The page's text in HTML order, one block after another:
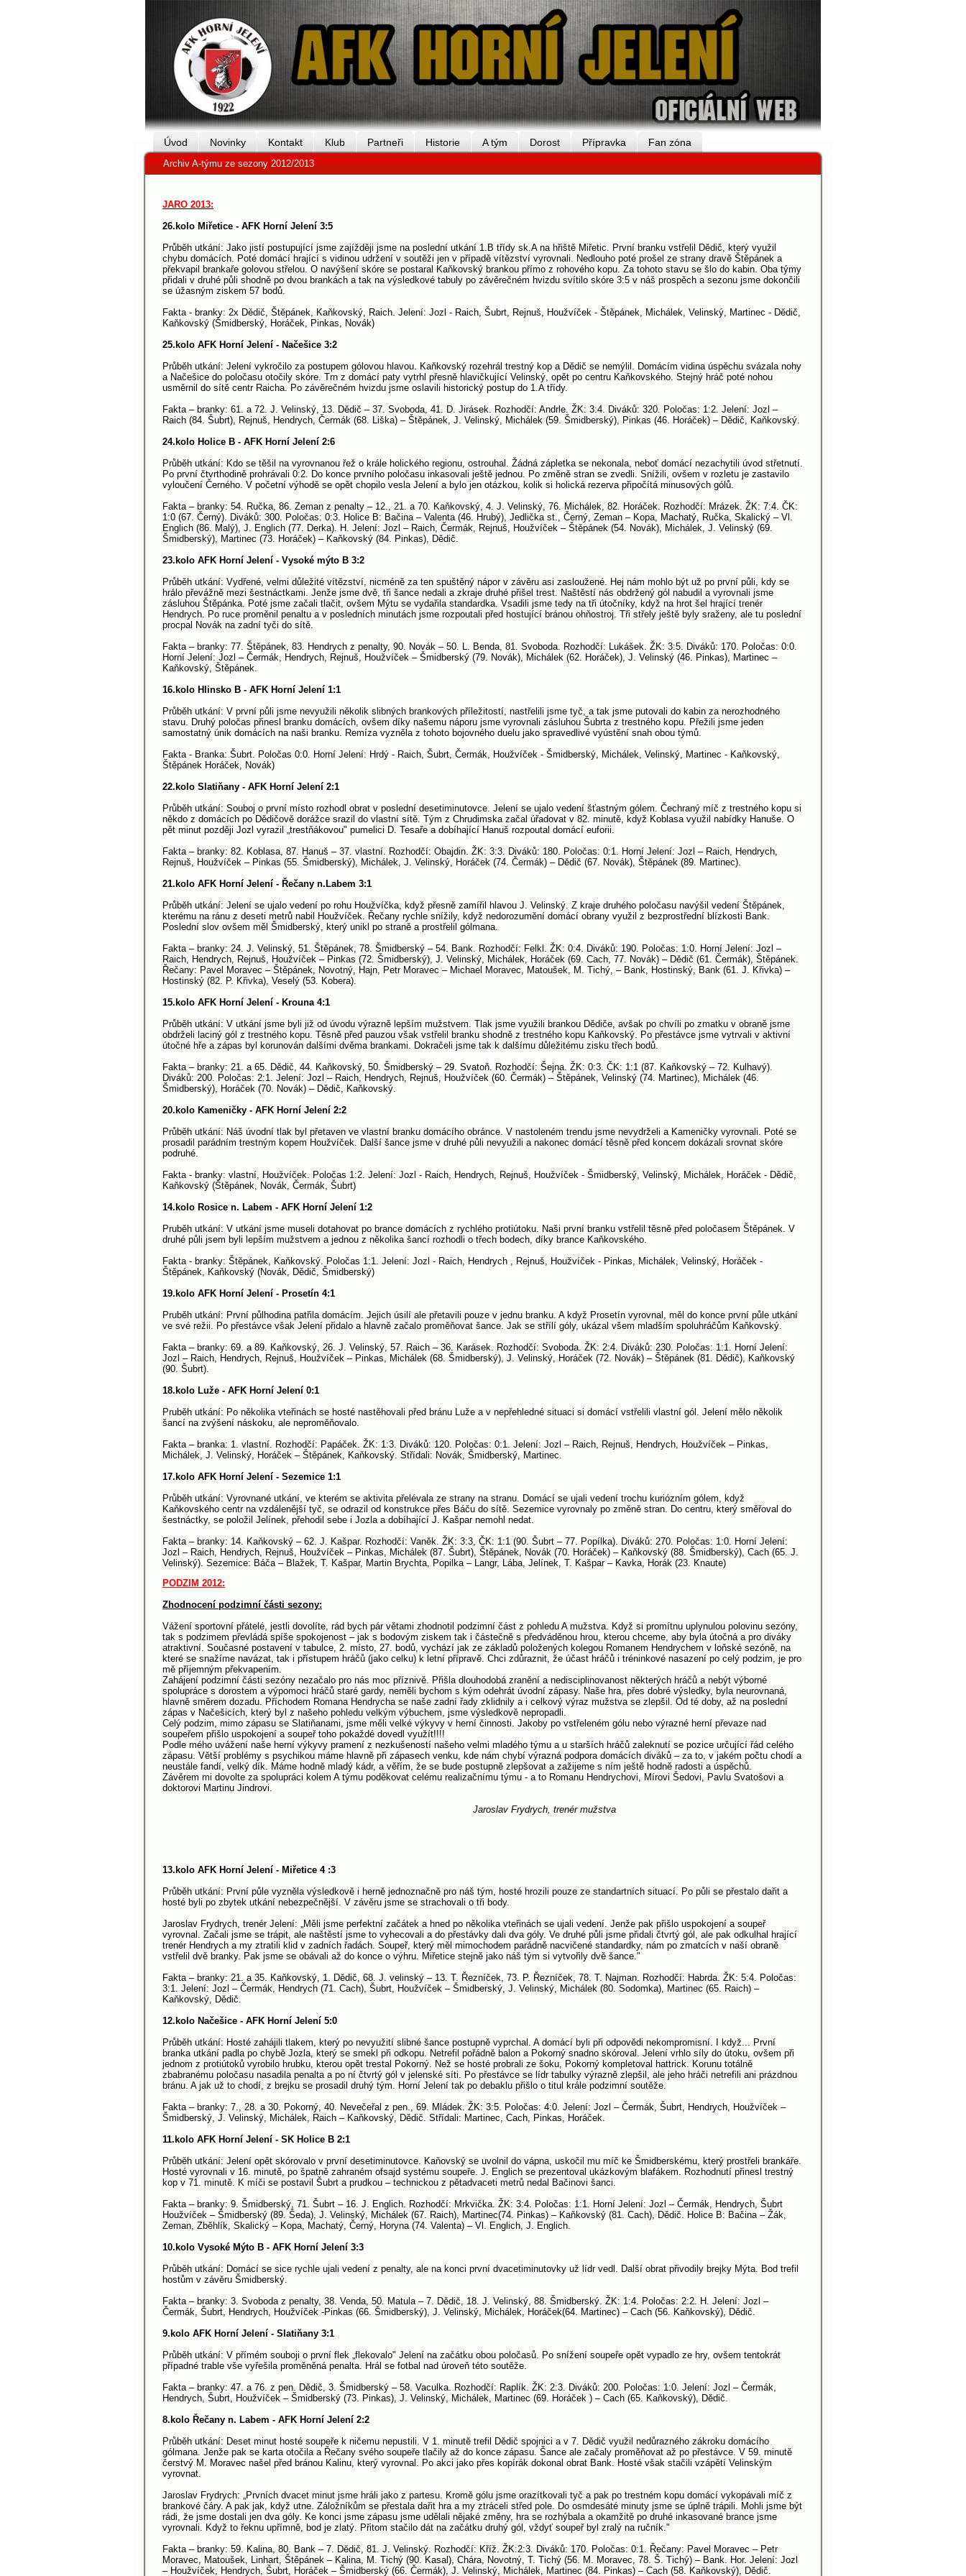
Úvod Novinky Kontakt Klub Partneři Historie A tým Dorost Přípravka Fan zóna
Archiv A-týmu ze sezony 2012/2013
JARO 2013:
26.kolo Miřetice - AFK Horní Jelení 3:5
Průběh utkání: Jako jistí postupující jsme zajížději jsme na poslední utkání 1.B třídy sk.A na hřiště Miřetic. První branku vstřelil Dědič, který využil
chybu domácích. Poté domácí hrající s vidinou udržení v soutěži jen v případě vítězství vyrovnali. Nedlouho poté prošel ze strany dravě Štěpánek a
překvapil brankaře golovou střelou. O navýšení skóre se postaral Kaňkovský brankou přímo z rohového kopu. Za tohoto stavu se šlo do kabin. Oba týmy
přidali v druhé půli shodně po dvou brankách a tak na výsledkové tabuly po závěrečném hvizdu svítilo skóre 3:5 v náš prospěch a sezonu jsme dokončili
se úžasným ziskem 57 bodů.
Fakta - branky: 2x Dědič, Štěpánek, Kaňkovský, Raich. Jelení: Jozl - Raich, Šubrt, Rejnuš, Houžvíček - Štěpánek, Michálek, Velinský, Martinec - Dědič,
Kaňkovský (Šmidberský, Horáček, Pinkas, Novák)
25.kolo AFK Horní Jelení - Načešice 3:2
Průběh utkání: Jelení vykročilo za postupem gólovou hlavou. Kaňkovský rozehrál trestný kop a Dědič se nemýlil. Domácím vidina úspěchu svázala nohy
a Načešice do poločasu otočily skóre. Trn z domácí paty vytrhl přesně hlavičkující Velinský, opět po centru Kaňkovského. Stejný hráč poté nohou
usměrnil do sítě centr Raicha. Po závěrečném hvizdu jsme oslavili historický postup do 1.A třídy.
Fakta – branky: 61. a 72. J. Velinský, 13. Dědič – 37. Svoboda, 41. D. Jirásek. Rozhodčí: Andrle. ŽK: 3:4. Diváků: 320. Poločas: 1:2. Jelení: Jozl –
Raich (84. Šubrt), Rejnuš, Hendrych, Čermák (68. Liška) – Štěpánek, J. Velinský, Michálek (59. Šmidberský), Pinkas (46. Horáček) – Dědič, Kaňkovský.
24.kolo Holice B - AFK Horní Jelení 2:6
Průběh utkání: Kdo se těšil na vyrovnanou řež o krále holického regionu, ostrouhal. Žádná zápletka se nekonala, neboť domácí nezachytili úvod střetnutí.
Po první čtvrthodině prohrávali 0:2. Do konce prvního poločasu inkasovali ještě jednou. Po změně stran se zvedli. Snížili, ovšem v rozletu je zastavilo
vyloučení Černého. V početní výhodě se opět chopilo vesla Jelení a bylo jen otázkou, kolik si holická rezerva připočítá minusových gólů.
Fakta – branky: 54. Ručka, 86. Zeman z penalty – 12., 21. a 70. Kaňkovský, 4. J. Velinský, 76. Michálek, 82. Horáček. Rozhodčí: Mrázek. ŽK: 7:4. ČK:
1:0 (67. Černý). Diváků: 300. Poločas: 0:3. Holice B: Bačina – Valenta (46. Hrubý), Jedlička st., Černý, Zeman – Kopa, Machatý, Ručka, Skalický – Vl.
Englich (86. Malý), J. Englich (77. Derka). H. Jelení: Jozl – Raich, Čermák, Rejnuš, Houžvíček – Štěpánek (54. Novák), Michálek, J. Velinský (69.
Šmidberský), Martinec (73. Horáček) – Kaňkovský (84. Pinkas), Dědič.
23.kolo AFK Horní Jelení - Vysoké mýto B 3:2
Průběh utkání: Vydřené, velmi důležité vítězství, nicméně za ten spuštěný nápor v závěru asi zasloužené. Hej nám mohlo být už po první půli, kdy se
hrálo převážně mezi šestnáctkami. Jenže jsme dvě, tři šance nedali a zkraje druhé přišel trest. Naštěstí nás obdržený gól nabudil a vyrovnali jsme
zásluhou Štěpánka. Poté jsme začali tlačit, ovšem Mýtu se vydařila standardka. Vsadili jsme tedy na tři útočníky, když na hrot šel hrající trenér
Hendrych. Po ruce proměnil penaltu a v posledních minutách jsme rozpoutali před hostující bránou ohňostroj. Tři střely ještě byly sraženy, ale tu poslední
procpal Novák na zadní tyči do sítě.
Fakta – branky: 77. Štěpánek, 83. Hendrych z penalty, 90. Novák – 50. L. Benda, 81. Svoboda. Rozhodčí: Lukášek. ŽK: 3:5. Diváků: 170. Poločas: 0:0.
Horní Jelení: Jozl – Čermák, Hendrych, Rejnuš, Houžvíček – Šmidberský (79. Novák), Michálek (62. Horáček), J. Velinský (46. Pinkas), Martinec –
Kaňkovský, Štěpánek.
16.kolo Hlinsko B - AFK Horní Jelení 1:1
Průběh utkání: V první půli jsme nevyužili několik slibných brankových příležitostí, nastřelili jsme tyč, a tak jsme putovali do kabin za nerozhodného
stavu. Druhý poločas přinesl branku domácích, ovšem díky našemu náporu jsme vyrovnali zásluhou Šubrta z trestného kopu. Přežili jsme jeden
samostatný únik domácích na naši branku. Remíza vyzněla z tohoto bojovného duelu jako spravedlivé vyústění snah obou týmů.
Fakta - Branka: Šubrt. Poločas 0:0. Horní Jelení: Hrdý - Raich, Šubrt, Čermák, Houžvíček - Šmidberský, Michálek, Velinský, Martinec - Kaňkovský,
Štěpánek Horáček, Novák)
22.kolo Slatiňany - AFK Horní Jelení 2:1
Průběh utkání: Souboj o první místo rozhodl obrat v poslední desetiminutovce. Jelení se ujalo vedení šťastným gólem. Čechraný míč z trestného kopu si
někdo z domácích po Dědičově dorážce srazil do vlastní sítě. Tým z Chrudimska začal úřadovat v 82. minutě, když Koblasa využil nabídky Hanuše. O
pět minut později Jozl vyrazil „trestňákovou" pumelici D. Tesaře a dobíhající Hanuš rozpoutal domácí euforii.
Fakta – branky: 82. Koblasa, 87. Hanuš – 37. vlastní. Rozhodčí: Obajdin. ŽK: 3:3. Diváků: 180. Poločas: 0:1. Horní Jelení: Jozl – Raich, Hendrych,
Rejnuš, Houžvíček – Pinkas (55. Šmidberský), Michálek, J. Velinský, Horáček (74. Čermák) – Dědič (67. Novák), Štěpánek (89. Martinec).
21.kolo AFK Horní Jelení - Řečany n.Labem 3:1
Průběh utkání: Jelení se ujalo vedení po rohu Houžvíčka, když přesně zamířil hlavou J. Velinský. Z kraje druhého poločasu navýšil vedení Štěpánek,
kterému na ránu z deseti metrů nabil Houžvíček. Řečany rychle snížily, když nedorozumění domácí obrany využil z bezprostřední blízkosti Bank.
Poslední slov ovšem měl Šmidberský, který unikl po straně a prostřelil gólmana.
Fakta – branky: 24. J. Velinský, 51. Štěpánek, 78. Šmidberský – 54. Bank. Rozhodčí: Felkl. ŽK: 0:4. Diváků: 190. Poločas: 1:0. Horní Jelení: Jozl –
Raich, Hendrych, Rejnuš, Houžvíček – Pinkas (72. Šmidberský), J. Velinský, Michálek, Horáček (69. Cach, 77. Novák) – Dědič (61. Čermák), Štěpánek.
Řečany: Pavel Moravec – Štěpánek, Novotný, Hajn, Petr Moravec – Michael Moravec, Matoušek, M. Tichý, – Bank, Hostinský, Bank (61. J. Křivka) –
Hostinský (82. P. Křivka), Veselý (53. Kobera).
15.kolo AFK Horní Jelení - Krouna 4:1
Průběh utkání: V utkání jsme byli již od úvodu výrazně lepším mužstvem. Tlak jsme využili brankou Dědiče, avšak po chvíli po zmatku v obraně jsme
obdrželi laciný gól z trestného kopu. Těsně před pauzou však vstřelil branku shodně z trestného kopu Kaňkovský. Po přestávce jsme vytrvali v aktivní
útočné hře a zápas byl korunován dalšími dvěma brankami. Dokračeli jsme tak k dalšímu důležitému zisku třech bodů.
Fakta – branky: 21. a 65. Dědič, 44. Kaňkovský, 50. Šmidberský – 29. Svatoň. Rozhodčí: Šejna. ŽK: 0:3. ČK: 1:1 (87. Kaňkovský – 72. Kulhavý).
Diváků: 200. Poločas: 2:1. Jelení: Jozl – Raich, Hendrych, Rejnuš, Houžvíček (60. Čermák) – Štěpánek, Velinský (74. Martinec), Michálek (46.
Šmidberský), Horáček (70. Novák) – Dědič, Kaňkovský.
20.kolo Kameničky - AFK Horní Jelení 2:2
Průběh utkání: Náš úvodní tlak byl přetaven ve vlastní branku domácího obránce. V nastoleném trendu jsme nevydrželi a Kameničky vyrovnali. Poté se
prosadil parádním trestným kopem Houžvíček. Další šance jsme v druhé půli nevyužili a nakonec domácí těsně před koncem dokázali srovnat skóre
podruhé.
Fakta - branky: vlastní, Houžvíček. Poločas 1:2. Jelení: Jozl - Raich, Hendrych, Rejnuš, Houžvíček - Šmidberský, Velinský, Michálek, Horáček - Dědič,
Kaňkovský (Štěpánek, Novák, Čermák, Šubrt)
14.kolo Rosice n. Labem - AFK Horní Jelení 1:2
Pruběh utkání: V utkání jsme museli dotahovat po brance domácích z rychlého protiútoku. Naši první branku vstřelil těsně před poločasem Štěpánek. V
druhé půli jsem byli lepším mužstvem a jednou z několika šancí rozhodli o třech bodech, díky brance Kaňkovského.
Fakta - branky: Štěpánek, Kaňkovský. Poločas 1:1. Jelení: Jozl - Raich, Hendrych , Rejnuš, Houžvíček - Pinkas, Michálek, Velinský, Horáček -
Štěpánek, Kaňkovský (Novák, Dědič, Šmidberský)
19.kolo AFK Horní Jelení - Prosetín 4:1
Pruběh utkání: První půlhodina patřila domácím. Jejich úsilí ale přetavili pouze v jednu branku. A když Prosetín vyrovnal, měl do konce první půle utkání
ve své režii. Po přestávce však Jelení přidalo a hlavně začalo proměňovat šance. Jak se střílí góly, ukázal všem mladším spoluhráčům Kaňkovský.
Fakta – branky: 69. a 89. Kaňkovský, 26. J. Velinský, 57. Raich – 36. Karásek. Rozhodčí: Svoboda. ŽK: 2:4. Diváků: 230. Poločas: 1:1. Horní Jelení:
Jozl – Raich, Hendrych, Rejnuš, Houžvíček – Pinkas, Michálek (68. Šmidberský), J. Velinský, Horáček (72. Novák) – Štěpánek (81. Dědič), Kaňkovský
(90. Šubrt).
18.kolo Luže - AFK Horní Jelení 0:1
Pruběh utkání: Po několika vteřinách se hosté nastěhovali před bránu Luže a v nepřehledné situaci si domácí vstřelili vlastní gól. Jelení mělo několik
šancí na zvýšení náskoku, ale neproměňovalo.
Fakta – branka: 1. vlastní. Rozhodčí: Papáček. ŽK: 1:3. Diváků: 120. Poločas: 0:1. Jelení: Jozl – Raich, Rejnuš, Hendrych, Houžvíček – Pinkas,
Michálek, J. Velinský, Horáček – Štěpánek, Kaňkovský. Střídali: Novák, Šmidberský, Martinec.
17.kolo AFK Horní Jelení - Sezemice 1:1
Průběh utkání: Vyrovnané utkání, ve kterém se aktivita přelévala ze strany na stranu. Domácí se ujali vedení trochu kuriózním gólem, když
Kaňkovského centr na vzdálenější tyč, se odrazil od konstrukce přes Báču do sítě. Sezemice vyrovnaly po změně stran. Do centru, který směřoval do
šestnáctky, se položil Jelínek, přehodil sebe i Jozla a dobíhající J. Kašpar nemohl nedat.
Fakta – branky: 14. Kaňkovský – 62. J. Kašpar. Rozhodčí: Vaněk. ŽK: 3:3, ČK: 1:1 (90. Šubrt – 77. Popílka). Diváků: 270. Poločas: 1:0. Horní Jelení:
Jozl – Raich, Hendrych, Rejnuš, Houžvíček – Pinkas, Michálek (87. Šubrt), Štěpánek, Novák (70. Horáček) – Kaňkovský (88. Šmidberský), Cach (65. J.
Velinský). Sezemice: Báča – Blažek, T. Kašpar, Martin Brychta, Popilka – Langr, Lába, Jelínek, T. Kašpar – Kavka, Horák (23. Knaute)
PODZIM 2012:
Zhodnocení podzimní části sezony:
Vážení sportovní přátelé, jestli dovolíte, rád bych pár větami zhodnotil podzimní část z pohledu A mužstva. Když si promítnu uplynulou polovinu sezóny,
tak s podzimem převládá spíše spokojenost – jak s bodovým ziskem tak i částečně s předváděnou hrou, kterou chceme, aby byla útočná a pro diváky
atraktivní. Současné postavení v tabulce, 2. místo, 27. bodů, vychází jak ze základů položených kolegou Romanem Hendrychem v loňské sezóně, na
které se snažíme navázat, tak i přístupem hráčů (jako celku) k letní přípravě. Chci zdůraznit, že účast hráčů i tréninkové nasazení po celý podzim, je pro
mě příjemným překvapením.
Zahájení podzimní části sezóny nezačalo pro nás moc příznivě. Přišla dlouhodobá zranění a nedisciplinovanost některých hráčů a nebýt výborné
spolupráce s dorostem a výpomoci hráčů staré gardy, neměli bychom s kým odehrát úvodní zápasy. Naše hra, přes dobré výsledky, byla neurovnaná,
hlavně směrem dozadu. Příchodem Romana Hendrycha se naše zadní řady zklidnily a i celkový výraz mužstva se zlepšil. Od té doby, až na poslední
zápas v Načešicích, který byl z našeho pohledu velkým výbuchem, jsme výsledkově nepropadli.
Celý podzim, mimo zápasu se Slatiňanami, jsme měli velké výkyvy v herní činnosti. Jakoby po vstřeleném gólu nebo výrazné herní převaze nad
soupeřem přišlo uspokojení a soupeř toho pokaždé dovedl využít!!!!
Podle mého uvážení naše herní výkyvy pramení z nezkušeností našeho velmi mladého týmu a u starších hráčů zaleknutí se pozice určující řád celého
zápasu. Větší problémy s psychikou máme hlavně při zápasech venku, kde nám chybí výrazná podpora domácích diváků – za to, v jakém počtu chodí a
neustále fandí, velký dík. Máme hodně mladý kádr, a věřím, že se bude postupně zlepšovat a zažijeme s ním ještě hodně radosti a úspěchů.
Závěrem mi dovolte za spolupráci kolem A týmu poděkovat celému realizačnímu týmu - a to Romanu Hendrychovi, Mírovi Šedovi, Pavlu Svatošovi a
doktorovi Martinu Jindrovi.
Jaroslav Frydrych, trenér mužstva
13.kolo AFK Horní Jelení - Miřetice 4 :3
Průběh utkání: První půle vyzněla výsledkově i herně jednoznačně pro náš tým, hosté hrozili pouze ze standartních situací. Po půli se přestalo dařit a
hosté byli po zbytek utkání nebezpečnější. V závěru jsme se strachovali o tři body.
Jaroslav Frydrych, trenér Jelení: „Měli jsme perfektní začátek a hned po několika vteřinách se ujali vedení. Jenže pak přišlo uspokojení a soupeř
vyrovnal. Začali jsme se trápit, ale naštěstí jsme to vyhecovali a do přestávky dali dva góly. Ve druhé půli jsme přidali čtvrtý gól, ale pak odkulhal hrající
trenér Hendrych a my ztratili klid v zadních řadách. Soupeř, který měl mimochodem parádně nacvičené standardky, nám po zmatcích v naší obraně
vstřelil dvě branky. Pak jsme se obávali až do konce o výhru. Miřetice stejně jako náš tým si vytvořily dvě šance."
Fakta – branky: 21. a 35. Kaňkovský, 1. Dědič, 68. J. velinský – 13. T. Řezníček, 73. P. Řezníček, 78. T. Najman. Rozhodčí: Habrda. ŽK: 5:4. Poločas:
3:1. Jelení: Jozl – Čermák, Hendrych (71. Cach), Šubrt, Houžvíček – Šmidberský, J. Velinský, Michálek (80. Sodomka), Martinec (65. Raich) –
Kaňkovský, Dědič.
12.kolo Načešice - AFK Horní Jelení 5:0
Průběh utkání: Hosté zahájili tlakem, který po nevyužití slibné šance postupně vyprchal. A domácí byli při odpovědi nekompromisní. I když... První
branka utkání padla po chybě Jozla, který se smekl při odkopu. Netrefil pořádně balon a Pokorný snadno skóroval. Jelení vrhlo síly do útoku, ovšem při
jednom z protiútoků vyrobilo hrubku, kterou opět trestal Pokorný. Než se hosté probrali ze šoku, Pokorný kompletoval hattrick. Korunu totálně
zbabranému poločasu nasadila penalta a po ní čtvrtý gól v jelenské síti. Po přestávce se lídr tabulky výrazně zlepšil, ale jeho hráči netrefili ani prázdnou
bránu. A jak už to chodí, z brejku se prosadil druhý tým. Horní Jelení tak po debaklu přišlo o titul krále podzimní soutěže.
Fakta – branky: 7., 28. a 30. Pokorný, 40. Nevečeřal z pen., 69. Mládek. ŽK: 3:5. Poločas: 4:0. Jelení: Jozl – Čermák, Šubrt, Hendrych, Houžvíček –
Šmidberský, J. Velinský, Michálek, Raich – Kaňkovský, Dědič. Střídali: Martinec, Cach, Pinkas, Horáček.
11.kolo AFK Horní Jelení - SK Holice B 2:1
Průběh utkání: Jelení opět skórovalo v první desetiminutovce. Kaňovský se uvolnil do vápna, uskočil mu míč ke Šmidberskému, který prostřeli brankáře.
Hosté vyrovnali v 16. minutě, po špatně zahraném ofsajd systému soupeře. J. Englich se prezentoval ukázkovým blafákem. Rozhodnutí přinesl trestný
kop v 71. minutě. K míči se postavil Šubrt a prudkou – technickou z pětadvaceti metrů nedal Bačinovi šanci.
Fakta – branky: 9. Šmidberský, 71. Šubrt – 16. J. Englich. Rozhodčí: Mrkvička. ŽK: 3:4. Poločas: 1:1. Horní Jelení: Jozl – Čermák, Hendrych, Šubrt
Houžvíček – Šmidberský (89. Šeda), J. Velinský, Michálek (67. Raich), Martinec(74. Pinkas) – Kaňkovský (81. Cach), Dědič. Holice B: Bačina – Žák,
Zeman, Zběhlík, Skalický – Kopa, Machatý, Černý, Horyna (74. Valenta) – Vl. Englich, J. Englich.
10.kolo Vysoké Mýto B - AFK Horní Jelení 3:3
Průběh utkání: Domácí se sice rychle ujali vedení z penalty, ale na konci první dvacetiminutovky už lídr vedl. Další obrat přivodily brejky Mýta. Bod trefil
hostům v závěru Šmidberský.
Fakta – branky: 3. Svoboda z penalty, 38. Venda, 50. Matula – 7. Dědič, 18. J. Velinský, 88. Šmidberský. ŽK: 1:4. Poločas: 2:2. H. Jelení: Jozl –
Čermák, Šubrt, Hendrych, Houžvíček -Pinkas (66. Šmidberský), J. Velinský, Michálek, Horáček(64. Martinec) – Cach (56. Kaňkovský), Dědič.
9.kolo AFK Horní Jelení - Slatiňany 3:1
Průběh utkání: V přímém souboji o první flek „flekovalo" Jelení na začátku obou poločasů. Po snížení soupeře opět vypadlo ze hry, ovšem tentokrát
případné trable vše vyřešila proměněná penalta. Hrál se fotbal nad úroveň této soutěže.
Fakta – branky: 47. a 76. z pen. Dědič, 3. Šmidberský – 58. Vaculka. Rozhodčí: Raplík. ŽK: 2:3. Diváků: 200. Poločas: 1:0. Jelení: Jozl – Čermák,
Hendrych, Šubrt, Houžvíček – Šmidberský (73. Pinkas), J. Velinský, Michálek, Martinec (69. Horáček ) – Cach (65. Kaňkovský), Dědič.
8.kolo Řečany n. Labem - AFK Horní Jelení 2:2
Průběh utkání: Deset minut hosté soupeře k ničemu nepustili. V 1. minutě trefil Dědič spojnici a v 7. Dědič využil nedůrazného zákroku domácího
gólmana. Jenže pak se karta otočila a Řečany svého soupeře tlačily až do konce zápasu. Šance ale začaly proměňovat až po přestávce. V 59. minutě
čerstvý M. Moravec našel před bránou Kalinu, který vyrovnal. Po akci jako přes kopírák dokonal obrat Bank. Hosté však stačili vzápětí Velinským
vyrovnat.
Jaroslav Frydrych: „Prvních dvacet minut jsme hráli jako z partesu. Kromě gólu jsme orazítkovali tyč a pak po trestném kopu domácí vykopávali míč z
brankové čáry. A pak jak, když utne. Záložníkům se přestala dařit hra a my ztráceli střed pole. Do osmdesáté minuty jsme se úplně trápili. Mohli jsme být
rádi, že jsme dostali jen dva góly. Ke konci jsme zápasu jsme udělali nějaké změny, hra se rozhýbala a okamžitě po druhé inkasované brance jsme
vyrovnali. Když to řeknu upřímně, bod je zlatý. Přitom stačilo dát na začátku druhý gól, vždyť soupeř byl zralý na ručník."
Fakta – branky: 59. Kalina, 80. Bank – 7. Dědič, 81. J. Velinský. Rozhodčí: Kříž. ŽK:2:3. Diváků: 170. Poločas: 0:1. Řečany: Pavel Moravec – Petr
Moravec, Matoušek, Linhart, Štěpánek – Kalina, M. Tichý (90. Kasal), Chára, Novotný, T. Tichý (56. M. Moravec, 78. Š. Tichý) – Bank. Hor. Jelení: Jozl
– Houžvíček, Hendrych, Šubrt, Horáček – Šmidberský (66. Čermák), J. Velinský, Michálek, Martinec (84. Pinkas) – Cach (58. Kaňkovský), Dědič.